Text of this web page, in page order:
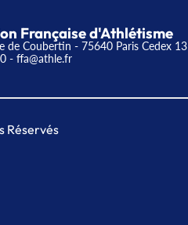
Française d'Athlétisme
de Coubertin - 75640 Paris Cedex 13
- ffa@athle.fr
Réservés